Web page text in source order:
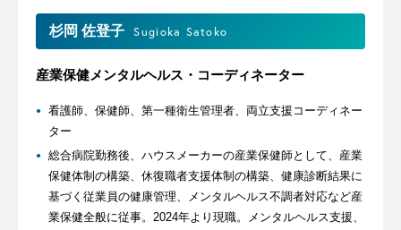
杉岡 佐登子 Sugioka Satoko
産業保健メンタルヘルス・コーディネーター
看護師、保健師、第一種衛生管理者、両立支援コーディネー
ター
総合病院勤務後、ハウスメーカーの産業保健師として、産業
保健体制の構築、休復職者支援体制の構築、健康診断結果に
基づく従業員の健康管理、メンタルヘルス不調者対応など産
業保健全般に従事。2024年より現職。メンタルヘルス支援、